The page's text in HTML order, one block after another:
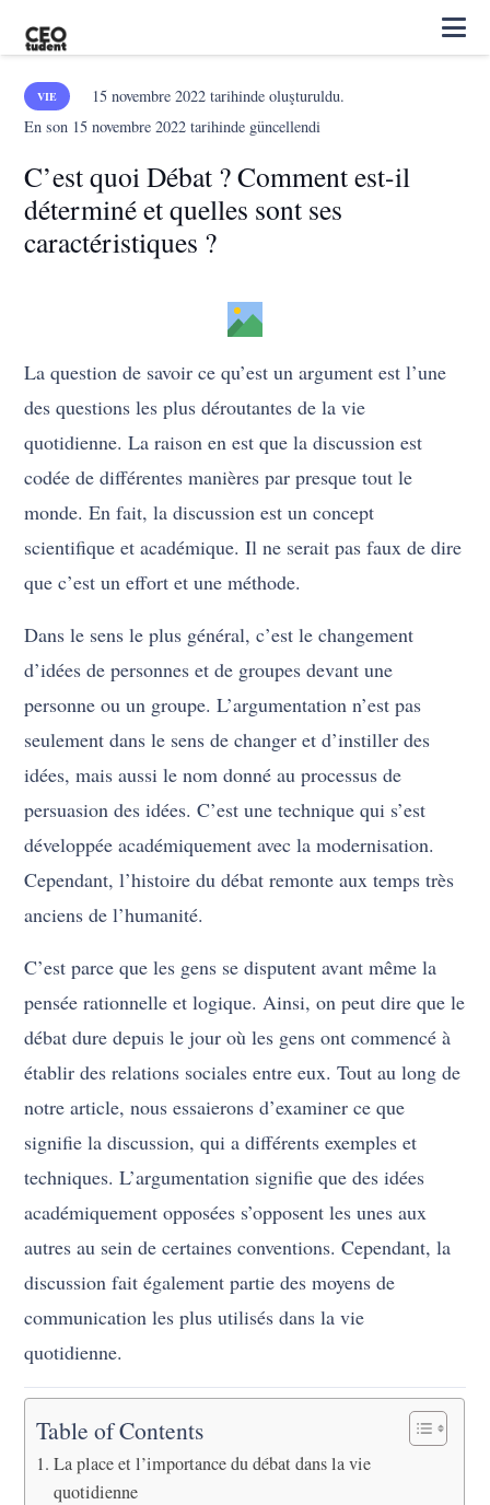
VIE 15 novembre 2022tarihinde oluşturuldu.
En son 15 novembre 2022 tarihinde güncellendi
C’est quoi Débat ? Comment est-il
déterminé et quelles sont ses
caractéristiques ?
La question de savoir ce qu’est un argument est l’une
des questions les plus déroutantes de la vie
quotidienne. La raison en est que la discussion est
codée de différentes manières par presque tout le
monde. En fait, la discussion est un concept
scientifique et académique. Il ne serait pas faux de dire
que c’est un effort et une méthode.
Dans le sens le plus général, c’est le changement
d’idées de personnes et de groupes devant une
personne ou un groupe. L’argumentation n’est pas
seulement dans le sens de changer et d’instiller des
idées, mais aussi le nom donné au processus de
persuasion des idées. C’est une technique qui s’est
développée académiquement avec la modernisation.
Cependant, l’histoire du débat remonte aux temps très
anciens de l’humanité.
C’est parce que les gens se disputent avant même la
pensée rationnelle et logique. Ainsi, on peut dire que le
débat dure depuis le jour où les gens ont commencé à
établir des relations sociales entre eux. Tout au long de
notre article, nous essaierons d’examiner ce que
signifie la discussion, qui a différents exemples et
techniques. L’argumentation signifie que des idées
académiquement opposées s’opposent les unes aux
autres au sein de certaines conventions. Cependant, la
discussion fait également partie des moyens de
communication les plus utilisés dans la vie
quotidienne.
Table of Contents
La place et l’importance du débat dans la vie
quotidienne